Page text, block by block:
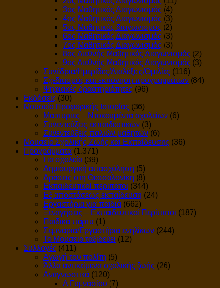
3ος Μαθητικός Διαγωνισμός (4)
4ος Μαθητικός Διαγωνισμός (3)
5ος Μαθητικός διαγωνισμός (2)
6ος Μαθητικός Διαγωνισμός (3)
7ος Μαθητικός Διαγωνισμός (3)
8ος Διεθνής Μαθητικός Διαγωνισμός (2)
9ος Διεθνής Μαθητικός Διαγωνισμός (3)
Συνέδρια/Ημερίδες/Διαλέξεις/Ομιλίες (116)
Σχεδιασμός και εκπόνηση προγραμμάτων (84)
Ψηφιακές δραστηριότητες (96)
Εκδόσεις (30)
Μουσείο Προφορικής Ιστορίας (36)
Μαρτυριες – Ντοκουμέντα σχολείων (6)
Συνεντεύξεις εκπαιδευτικών (3)
Συνεντεύξεις παλιών μαθητών (6)
Μουσείο Σχολικής Ζωής και Εκπαίδευσης (36)
Προγράμματα (1.371)
Για σχολεία (39)
Δημιουργική απασχόληση (5)
Δράσεις στη Θεσσαλονίκη (8)
Εκπαιδευτικοί περίπατοι (344)
Εξ αποστάσεως εκπαίδευση (24)
Εργαστήρια για παιδιά (662)
Ξεναγήσεις – Εκπαιδευτικοί Περίπατοι (187)
Παιδικά πάρτυ (1)
Σεμινάρια/Εργαστήρια ενηλίκων (244)
Το Μουσείο ταξιδεύει (12)
Συλλογές (411)
Αγωγή του πολίτη (5)
Άλλα αντικείμενα σχολικής ζωής (26)
Αναγνωστικά (120)
Α Γυμνασίου (7)